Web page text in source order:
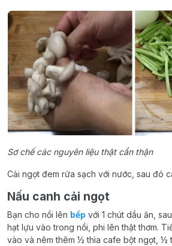
Sơ chế các nguyên liệu thật cẩn thận
Cải ngọt đem rửa sạch với nước, sau đó
Nấu canh cải ngọt
Bạn cho nồi lên bếp với 1 chút dầu ăn,
hạt lựu vào trong nồi, phi lên thật thơm.
vào và nêm thêm ½ thìa cafe bột ngọt, ½